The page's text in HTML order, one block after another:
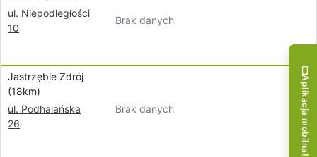
ul. Niepodległości
10
Brak danych
Jastrzębie Zdrój
(18km)
ul. Podhalańska
26
Brak danych Aplikacja mobilna!